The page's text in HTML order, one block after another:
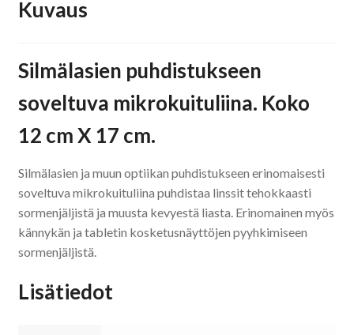
Kuvaus
Silmälasien puhdistukseen
soveltuva mikrokuituliina. Koko
12 cm X 17 cm.
Silmälasien ja muun optiikan puhdistukseen erinomaisesti
soveltuva mikrokuituliina puhdistaa linssit tehokkaasti
sormenjäljistä ja muusta kevyestä liasta. Erinomainen myös
kännykän ja tabletin kosketusnäyttöjen pyyhkimiseen
sormenjäljistä.
Lisätiedot